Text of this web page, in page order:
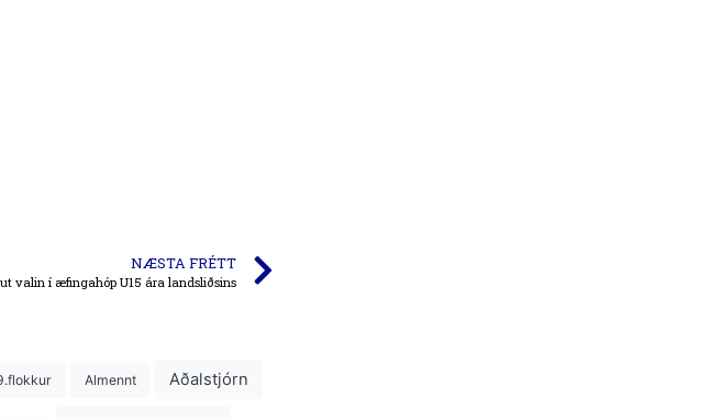
NÆSTA FRÉTT
valin í æfingahóp U15 ára landsliðsins
Almennt Aðalstjórn